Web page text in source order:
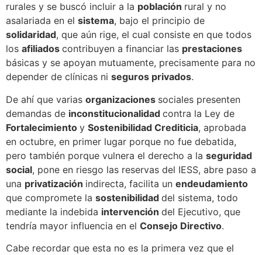
rurales y se buscó incluir a la población rural y no
asalariada en el sistema, bajo el principio de
solidaridad, que aún rige, el cual consiste en que todos
los afiliados contribuyen a financiar las prestaciones
básicas y se apoyan mutuamente, precisamente para no
depender de clínicas ni seguros privados.
De ahí que varias organizaciones sociales presenten
demandas de inconstitucionalidad contra la Ley de
Fortalecimiento y Sostenibilidad Crediticia, aprobada
en octubre, en primer lugar porque no fue debatida,
pero también porque vulnera el derecho a la seguridad
social, pone en riesgo las reservas del IESS, abre paso a
una privatización indirecta, facilita un endeudamiento
que compromete la sostenibilidad del sistema, todo
mediante la indebida intervención del Ejecutivo, que
tendría mayor influencia en el Consejo Directivo.
Cabe recordar que esta no es la primera vez que el